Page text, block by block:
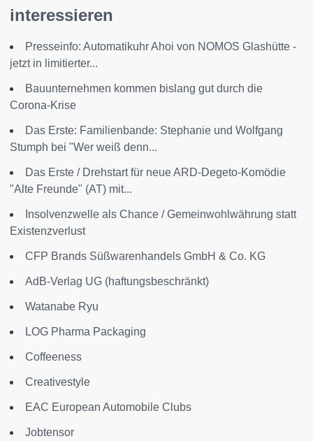
interessieren
Presseinfo: Automatikuhr Ahoi von NOMOS Glashütte -
jetzt in limitierter...
Bauunternehmen kommen bislang gut durch die
Corona-Krise
Das Erste: Familienbande: Stephanie und Wolfgang
Stumph bei "Wer weiß denn...
Das Erste / Drehstart für neue ARD-Degeto-Komödie
"Alte Freunde" (AT) mit...
Insolvenzwelle als Chance / Gemeinwohlwährung statt
Existenzverlust
CFP Brands Süßwarenhandels GmbH & Co. KG
AdB-Verlag UG (haftungsbeschränkt)
Watanabe Ryu
LOG Pharma Packaging
Coffeeness
Creativestyle
EAC European Automobile Clubs
Jobtensor